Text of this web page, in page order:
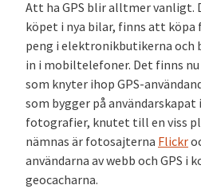
Att ha GPS blir alltmer vanligt.
köpet i nya bilar, finns att köpa
peng i elektronikbutikerna och
in i mobiltelefoner. Det finns
som knyter ihop GPS-
som bygger på
fotografier, knutet till en viss
nämnas är fotosajterna Flickr
användarna av webb och GPS i
geocacharna.